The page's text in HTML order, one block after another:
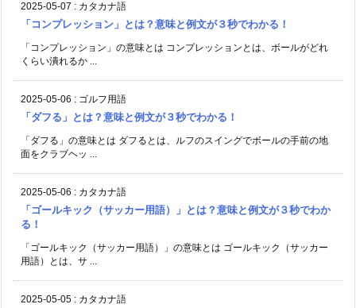
2025-05-07 : カタカナ語
「コンプレッション」とは？意味と例文が３秒でわかる！
「コンプレッション」の意味とは コンプレッションとは、ボールがどれ
くらい潰れるか ...
2025-05-06 : ゴルフ用語
「ダフる」とは？意味と例文が３秒でわかる！
「ダフる」の意味とは ダフるとは、ルフのスイングでボールの手前の地
面をクラブヘッ ...
2025-05-06 : カタカナ語
「ゴールキック（サッカー用語）」とは？意味と例文が３秒でわか
る！
「ゴールキック（サッカー用語）」の意味とは ゴールキック（サッカー
用語）とは、サ ...
2025-05-05 : カタカナ語